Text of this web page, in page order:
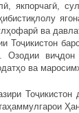
якпорчагӣ,
ва
Тоҷикистон
Озодии
ва